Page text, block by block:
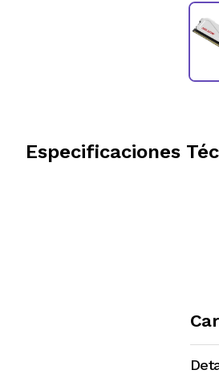
Especificaciones